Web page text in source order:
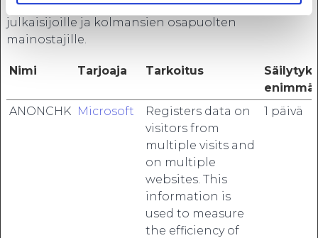
yksittäisille käyttäjille, ja siten arvokkaampia
julkaisijoille ja kolmansien osapuolten
mainostajille.
Nimi Tarjoaja Tarkoitus
ANONCHK Microsoft
Registers data on
visitors from
multiple visits and
on multiple
websites. This
information is
used to measure
the efficiency of
1 päivä